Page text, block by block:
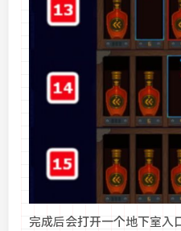
完成后会打开一个地下室入